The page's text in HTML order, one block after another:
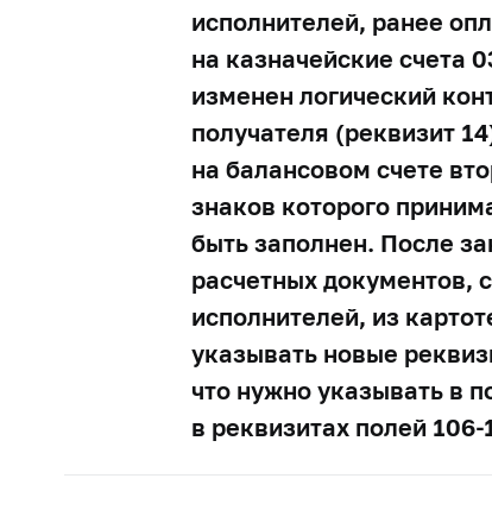
исполнителей, ранее
на казначейские
изменен логический
получателя (реквизит
на балансовом счете
знаков которого
быть заполнен. После
расчетных документов,
исполнителей, из
указывать новые
что нужно указывать в
в реквизитах полей 106-